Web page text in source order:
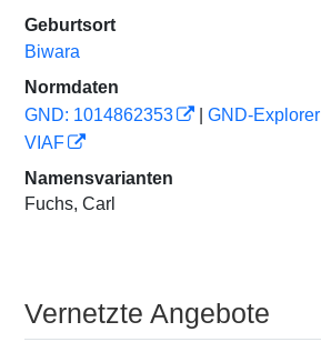
Geburtsort
Biwara
Normdaten
GND: 1014862353
GND-Explorer
VIAF
Namensvarianten
Fuchs, Carl
Vernetzte Angebote